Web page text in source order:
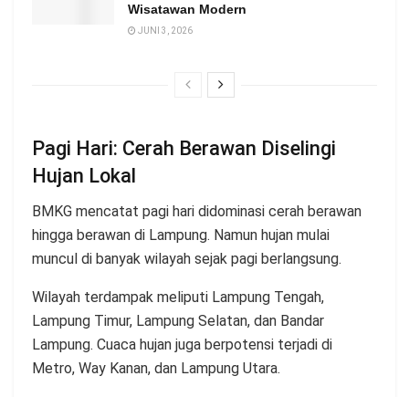
Wisatawan Modern
JUNI 3, 2026
Pagi Hari: Cerah Berawan Diselingi
Hujan Lokal
BMKG mencatat pagi hari didominasi cerah berawan
hingga berawan di Lampung. Namun hujan mulai
muncul di banyak wilayah sejak pagi berlangsung.
Wilayah terdampak meliputi Lampung Tengah,
Lampung Timur, Lampung Selatan, dan Bandar
Lampung. Cuaca hujan juga berpotensi terjadi di
Metro, Way Kanan, dan Lampung Utara.